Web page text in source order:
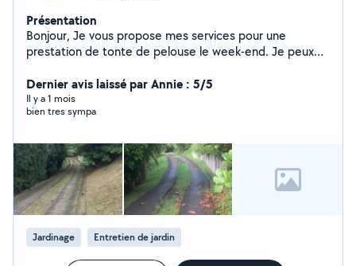
Présentation
Bonjour, Je vous propose mes services pour une
prestation de tonte de pelouse le week-end. Je peux
tonte de la pelouse, ramassage des déchets verts et
remise en état pour un rendu propre et soigné. Je
m'adapte à la surface et à vos besoins afin de vous
préciser vos disponibilités ainsi que la superficie du
terrain afin que je puisse vous proposer un tarif adapté.
À bientôt.
Dernier avis laissé par Annie : 5/5
Il y a 1 mois
bien tres sympa
Jardinage Entretien de jardin